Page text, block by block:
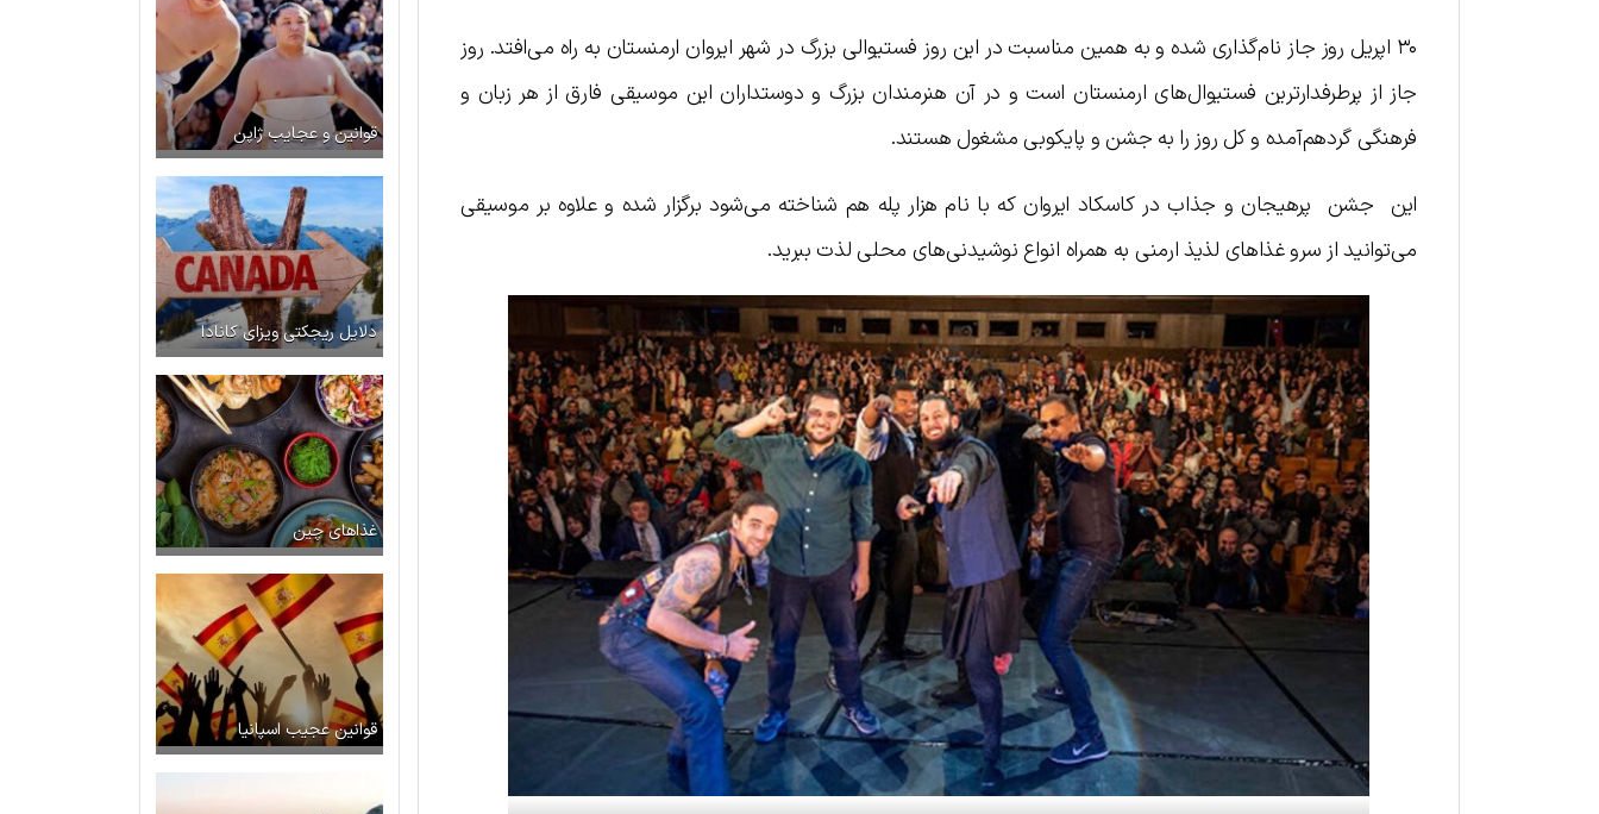
۳۰ اپریل روز جاز نام‌گذاری شده و به همین مناسبت در این روز فستیوالی بزرگ در شهر ایروان ارمنستان به راه می‌افتد. روز
جاز از پرطرفدارترین فستیوال‌های ارمنستان است و در آن هنرمندان بزرگ و دوستداران این موسیقی فارق از هر زبان و
فرهنگی گردهم‌آمده و کل روز را به جشن و پایکوبی مشغول هستند.
این جشن پرهیجان و جذاب در کاسکاد ایروان که با نام هزار پله هم شناخته می‌شود برگزار شده و علاوه بر موسیقی
می‌توانید از سرو غذاهای لذیذ ارمنی به همراه انواع نوشیدنی‌های محلی لذت ببرید.
قوانین و عجایب ژاپن
دلایل ریجکتی ویزای کانادا
غذاهای چین
قوانین عجیب اسپانیا